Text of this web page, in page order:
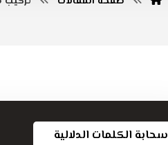
سحابة الكلمات الدلالية